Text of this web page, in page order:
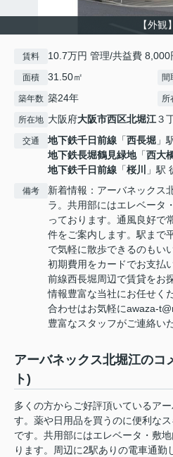
【外観】
賃料 10.7万円 管理/共益費 8,000
面積 31.50㎡ 間
築年数 築24年 所
所在地 大阪府大阪市西区北堀江３
交通 地下鉄千日前線 「西長堀 」
地下鉄長堀鶴見緑地「西大
地下鉄千日前線 「桜川 」駅
備考
新着情報：アーバネックス
ラ。共用部にはエレベータ
っております。通風良好で
件をご案内します。駅まで
で気軽に散歩できるのもい
初期費用をカードでお支払
前線西長堀周辺で賃貸をお
情報豊富な当社にお任せく
合わせはお気軽にawaza-
豊富なスタッフがご連絡い
アーバネックス北堀江のコ
ト)
多くの方からご好評頂いているア
す。薬や日用品を買うのに便利な
です。共用部にはエレベータ・敷
ります。周辺に2駅ありの電車通勤